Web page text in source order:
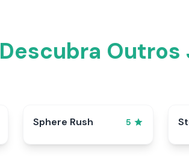
Descubra Outros
Sphere Rush 5